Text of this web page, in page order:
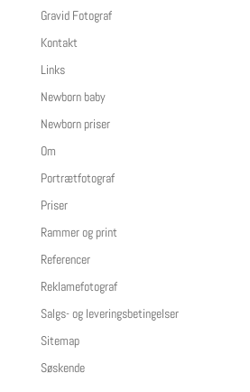
Gravid Fotograf
Kontakt
Links
Newborn baby
Newborn priser
Om
Portrætfotograf
Priser
Rammer og print
Referencer
Reklamefotograf
Salgs- og leveringsbetingelser
Sitemap
Søskende